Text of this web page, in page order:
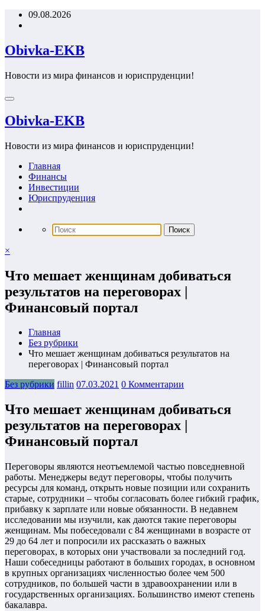
Перейти09.08.2026
Obivka-EKB
Новости из мира финансов и юриспруденции!
Obivka-EKB
Новости из мира финансов и юриспруденции!
Главная
Финансы
Инвестиции
Юриспруденция
×
Что мешает женщинам добиваться
результатов на переговорах |
Финансовый портал
Главная
Без рубрики
Что мешает женщинам добиваться результатов на
переговорах | Финансовый портал
Без рубрики fillin 07.03.2021 0 Комментарии
Что мешает женщинам добиваться
результатов на переговорах |
Финансовый портал
Переговоры являются неотъемлемой частью повседневной
работы. Менеджеры ведут переговоры, чтобы получить
ресурсы для команд, открыть новые позиции или сохранить
старые, сотрудники – чтобы согласовать более гибкий график,
прибавку к зарплате или новые обязанности. В недавнем
исследовании мы изучили, как даются такие переговоры
женщинам. Мы побеседовали с 84 женщинами в возрасте от
29 до 64 лет и попросили их рассказать о важных
переговорах, в которых они участвовали за последний год.
Наши собеседницы работают в больших городах, в основном
в крупных организациях численностью более чем 500
сотрудников, по большей части в здравоохранении или в
государственных организациях. Большинство имеют степень
бакалавра.